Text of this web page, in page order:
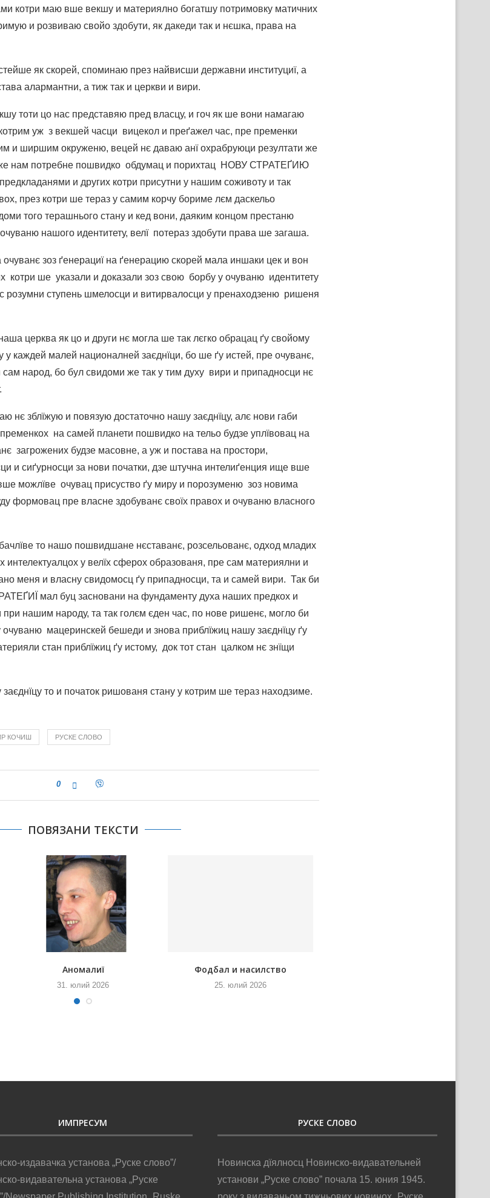
котри маю вше векшу и материялно богатшу потримовку матичних
и розвиваю свойо здобути, як дакеди так и нєшка, права на
як скорей, споминаю през найвисши державни институциї, а
алармантни, а тиж так и церкви и вири.
тоти цо нас представяю пред власцу, и гоч як ше вони намагаю
уж з векшей часци вицекол и преґажел час, пре пременки
и ширшим окруженю, вецей нє даваю анї охрабруюци резултати же
же нам потребне пошвидко обдумац и порихтац НОВУ СТРАТЕҐИЮ
и других котри присутни у нашим соживоту и так
през котри ше тераз у самим корчу бориме лєм даскельо
того терашнього стану и кед вони, даяким концом престаню
нашого идентитету, велї потераз здобути права ше загаша.
зоз ґенерациї на ґенерацию скорей мала иншаки цек и вон
котри ше указали и доказали зоз свою борбу у очуваню идентитету
розумни ступень шмелосци и витирвалосци у пренаходзеню ришеня
церква як цо и други нє могла ше так лєгко обрацац ґу свойому
у каждей малей националней заєднїци, бо ше ґу истей, пре очуванє,
народ, бо бул свидоми же так у тим духу вири и припадносци нє
нє зблїжую и повязую достаточно нашу заєднїцу, алє нови габи
на самей планети пошвидко на тельо будзе уплївовац на
загрожених будзе масовне, а уж и постава на простори,
и сиґурносци за нови початки, дзе штучна интелиґенция ище вше
можлїве очувац присуство ґу миру и порозуменю зоз новима
формовац пре власне здобуванє своїх правох и очуваню власного
то нашо пошвидшане нєставанє, розсельованє, одход младих
у велїх сферох образованя, пре сам материялни и
меня и власну свидомосц ґу припадносци, та и самей вири. Так би
мал буц засновани на фундаменту духа наших предкох и
нашим народу, та так голєм єден час, по нове ришенє, могло би
мацеринскей бешеди и знова приблїжиц нашу заєднїцу ґу
стан приблїжиц ґу истому, док тот стан цалком нє знїщи
то и початок ришованя стану у котрим ше тераз находзиме.
КОЧИШ РУСКЕ СЛОВО
0
ПОВЯЗАНИ ТЕКСТИ
Аномалиї
31. юлий 2026
Фодбал и насилство
25. юлий 2026
ИМПРЕСУМ
издавачка установа „Руске слово”/
видавательна установа „Руске
РУСКЕ СЛОВО
Новинска дїялносц Новинско-видавательней
установи „Руске слово” почала 15. юния 1945.